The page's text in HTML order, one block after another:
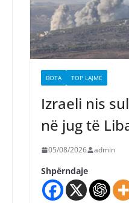
BOTA TOP LAJME
Izraeli nis
në jug të
05/08/2026 admin
Shpërndaje